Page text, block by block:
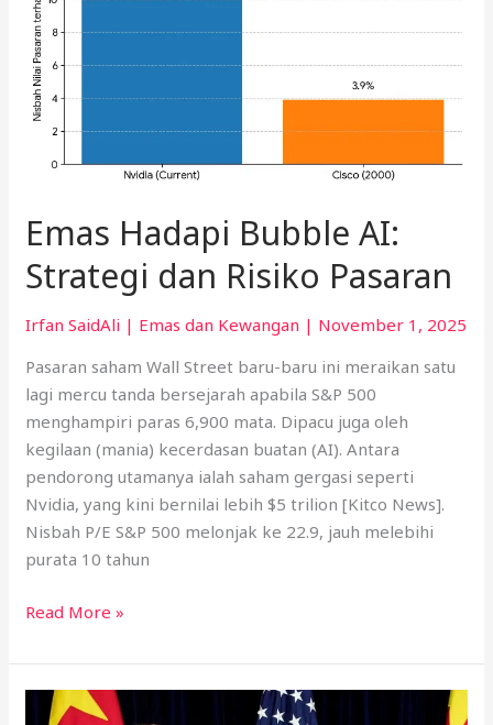
Emas Hadapi Bubble AI:
Strategi dan Risiko Pasaran
Irfan SaidAli | Emas dan Kewangan | November 1, 2025
Pasaran saham Wall Street baru-baru ini meraikan satu
lagi mercu tanda bersejarah apabila S&P 500
menghampiri paras 6,900 mata. Dipacu juga oleh
kegilaan (mania) kecerdasan buatan (AI). Antara
pendorong utamanya ialah saham gergasi seperti
Nvidia, yang kini bernilai lebih $5 trilion [Kitco News].
Nisbah P/E S&P 500 melonjak ke 22.9, jauh melebihi
purata 10 tahun
Risiko
Pasaran
Read More »
Melabur